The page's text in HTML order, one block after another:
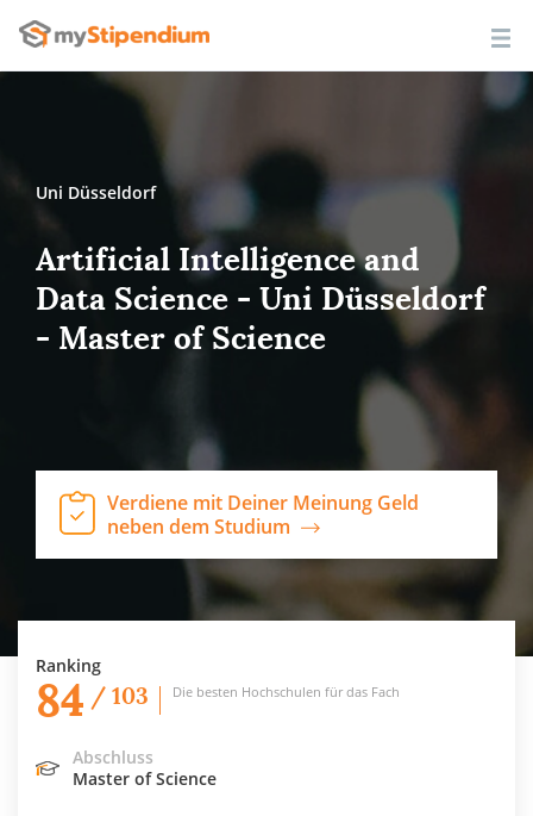
Uni Düsseldorf
Artificial Intelligence and
Data Science - Uni Düsseldorf
- Master of Science
Verdiene mit Deiner Meinung Geld
neben dem Studium
Ranking
84 / 103 Die besten Hochschulen für das Fach
Abschluss
Master of Science